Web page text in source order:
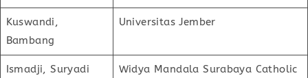
Kuswandi,
Bambang
Universitas Jember
Ismadji, Suryadi
Widya Mandala Surabaya Catholic